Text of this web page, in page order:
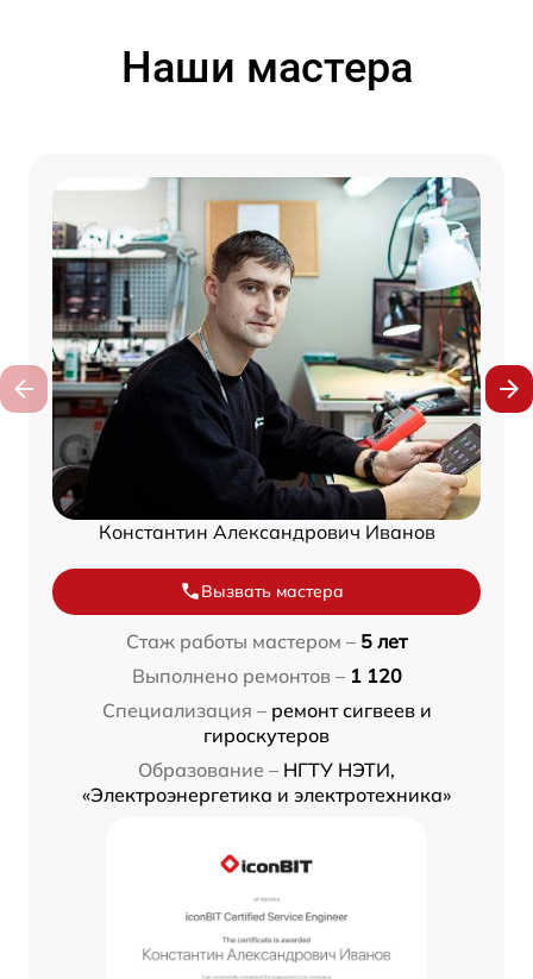
Наши мастера
Константин Александрович Иванов
Вызвать мастера
Стаж работы мастером – 5 лет
Выполнено ремонтов – 1 120
Специализация – ремонт сигвеев и
гироскутеров
Образование – НГТУ НЭТИ,
«Электроэнергетика и электротехника»